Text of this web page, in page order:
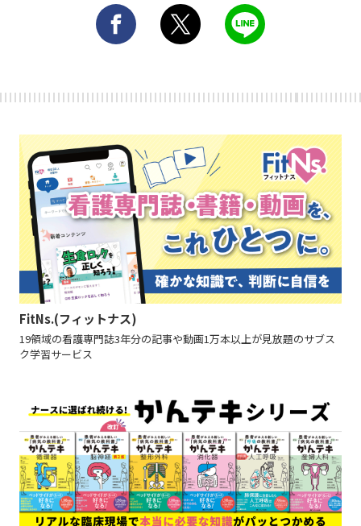
FitNs.(フィットナス)
19領域の看護専門誌3年分の記事や動画1万本以上が見放題のサブス
ク学習サービス